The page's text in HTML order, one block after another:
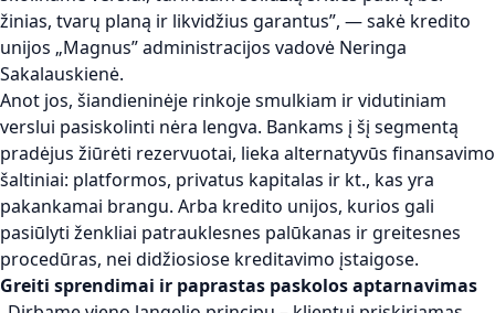
žinias, tvarų planą ir likvidžius garantus”, — sakė kredito
unijos „Magnus” administracijos vadovė Neringa
Sakalauskienė.
Anot jos, šiandieninėje rinkoje smulkiam ir vidutiniam
verslui pasiskolinti nėra lengva. Bankams į šį segmentą
pradėjus žiūrėti rezervuotai, lieka alternatyvūs finansavimo
šaltiniai: platformos, privatus kapitalas ir kt., kas yra
pakankamai brangu. Arba kredito unijos, kurios gali
pasiūlyti ženkliai patrauklesnes palūkanas ir greitesnes
procedūras, nei didžiosiose kreditavimo įstaigose.
Greiti sprendimai ir paprastas paskolos aptarnavimas